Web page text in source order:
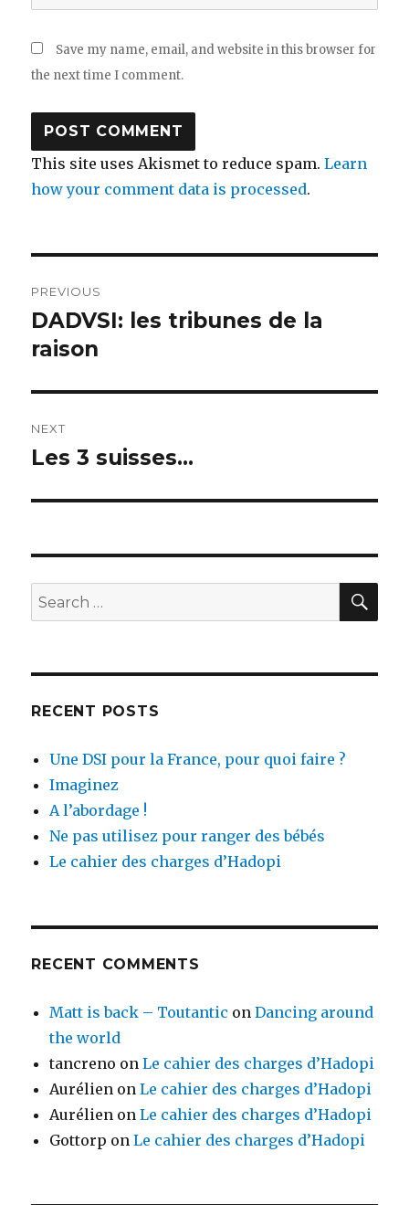
Save my name, email, and website in this browser for
the next time I comment.
This site uses Akismet to reduce spam.Learn
how your comment data is processed.
navigation
PREVIOUS
Previous
post:
DADVSI: les tribunes de la
raison
NEXT
Next
Les 3 suisses…
Search
for:
RECENT POSTS
Une DSI pour la France, pour quoi faire ?
Imaginez
A l’abordage !
Ne pas utilisez pour ranger des bébés
Le cahier des charges d’Hadopi
RECENT COMMENTS
Matt is back – Toutantic onDancing around
the world
tancreno onLe cahier des charges d’Hadopi
Aurélien onLe cahier des charges d’Hadopi
Aurélien onLe cahier des charges d’Hadopi
Gottorp onLe cahier des charges d’Hadopi